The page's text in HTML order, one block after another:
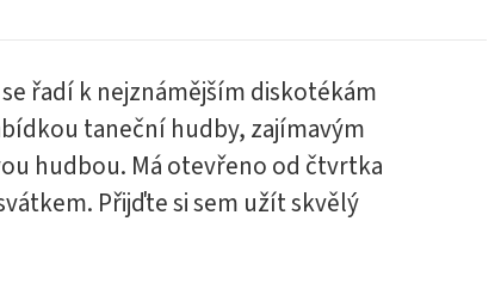
řadí k nejznámějším diskotékám
taneční hudby, zajímavým
hudbou. Má otevřeno od čtvrtka
Přijďte si sem užít skvělý